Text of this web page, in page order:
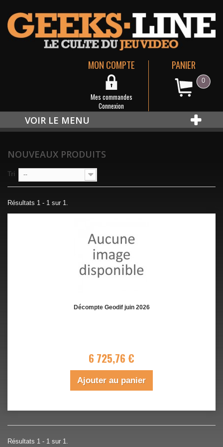
MON COMPTE
Mes commandes
Connexion
PANIER
0
VOIR LE MENU
NOUVEAUX PRODUITS
Tri --
Résultats 1 - 1 sur 1.
Décompte Geodif juin 2026
6 725,76 €
Ajouter au panier
Résultats 1 - 1 sur 1.